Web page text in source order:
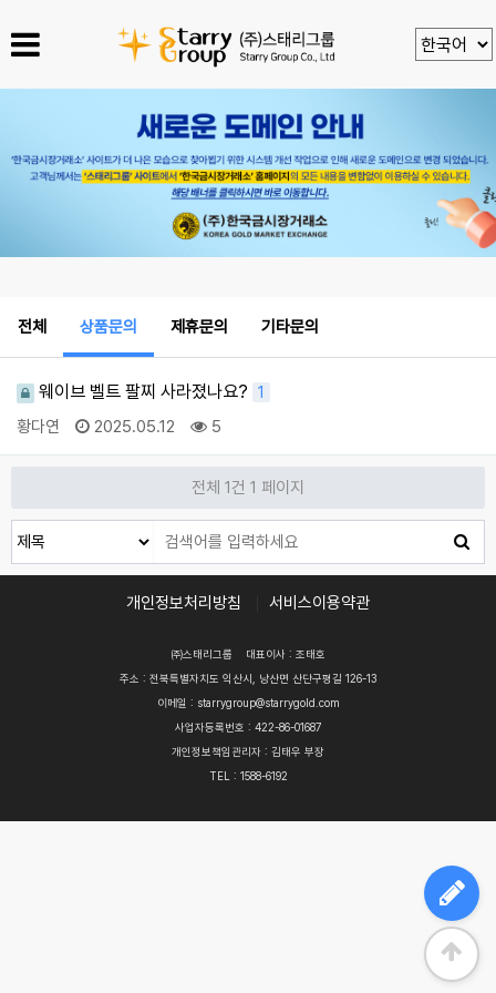
전체 상품문의 제휴문의 기타문의
웨이브 벨트 팔찌 사라졌나요? 1
황다연
2025.05.12 5
전체 1건 1 페이지
개인정보처리방침 서비스이용약관
㈜스태리그룹
대표이사 : 조태호
주소 : 전북특별자치도 익산시, 낭산면 산단구평길 126-13
이메일 : starrygroup@starrygold.com
사업자등록번호 : 422-86-01687
개인정보책임관리자 : 김태우 부장
TEL : 1588-6192